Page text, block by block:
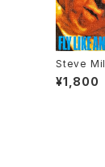
Steve
ike An
¥1,800